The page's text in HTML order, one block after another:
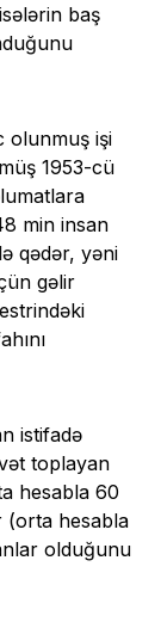
baş
olunmuş işi
1953-cü
min insan
qədər, yəni
gəlir
istifadə
toplayan
hesabla 60
(orta hesabla
olduğunu